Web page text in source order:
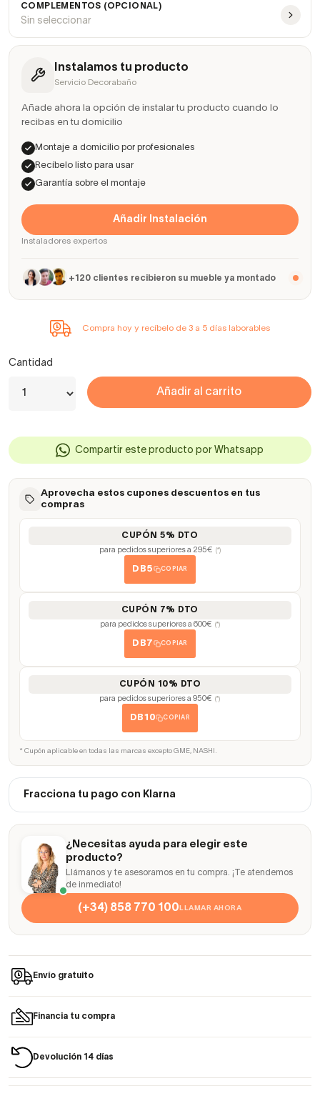
COMPLEMENTOS (OPCIONAL)
Sin seleccionar
Instalamos tu producto
Servicio Decorabaño
Añade ahora la opción de instalar tu producto cuando lo
recibas en tu domicilio
Montaje a domicilio por profesionales
Recíbelo listo para usar
Garantía sobre el montaje
Añadir Instalación
Instaladores expertos
+120 clientes recibieron su mueble ya montado
Compra hoy y recíbelo de 3 a 5 días laborables
Cantidad
Añadir al carrito
Compartir este producto por Whatsapp
Aprovecha estos cupones descuentos en tus
compras
CUPÓN 5% DTO
para pedidos superiores a 295€ (*)
DB5 COPIAR
CUPÓN 7% DTO
para pedidos superiores a 600€ (*)
DB7 COPIAR
CUPÓN 10% DTO
para pedidos superiores a 950€ (*)
DB10 COPIAR
* Cupón aplicable en todas las marcas excepto GME, NASHI.
Fracciona tu pago con Klarna
¿Necesitas ayuda para elegir este
producto?
Llámanos y te asesoramos en tu compra. ¡Te atendemos
de inmediato!
(+34) 858 770 100LLAMAR AHORA
Envío gratuito
Financia tu compra
Devolución 14 días